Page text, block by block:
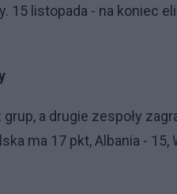
15 listopada - na koniec
a drugie zespoły
ma 17 pkt, Albania - 15,